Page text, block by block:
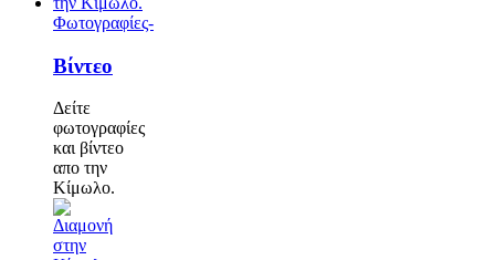
Φωτογραφίες-
Βίντεο
Δείτε
φωτογραφίες
και βίντεο
απο την
Κίμωλο.